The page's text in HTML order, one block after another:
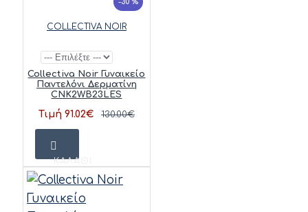
COLLECTIVA NOIR
Collectiva Noir Γυναικείο
Παντελόνι Δερματίνη
CNK2WB23LES
Τιμή 91.02€ 130.00€
ΚΑΛΆΘΙ